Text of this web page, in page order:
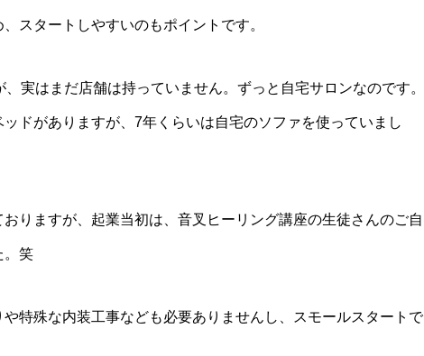
スタートしやすいのもポイントです。
実はまだ店舗は持っていません。ずっと自宅サロンなのです。
ドがありますが、7年くらいは自宅のソファを使っていまし
りますが、起業当初は、音叉ヒーリング講座の生徒さんのご自
。笑
特殊な内装工事なども必要ありませんし、スモールスタートで